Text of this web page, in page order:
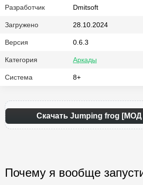
Разработчик Dmitsoft
Загружено 28.10.2024
Версия 0.6.3
Категория Аркады
Система 8+
Скачать Jumping frog [МОД
Почему я вообще